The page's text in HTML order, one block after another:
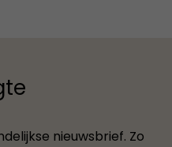
nieuwsbrief. Zo